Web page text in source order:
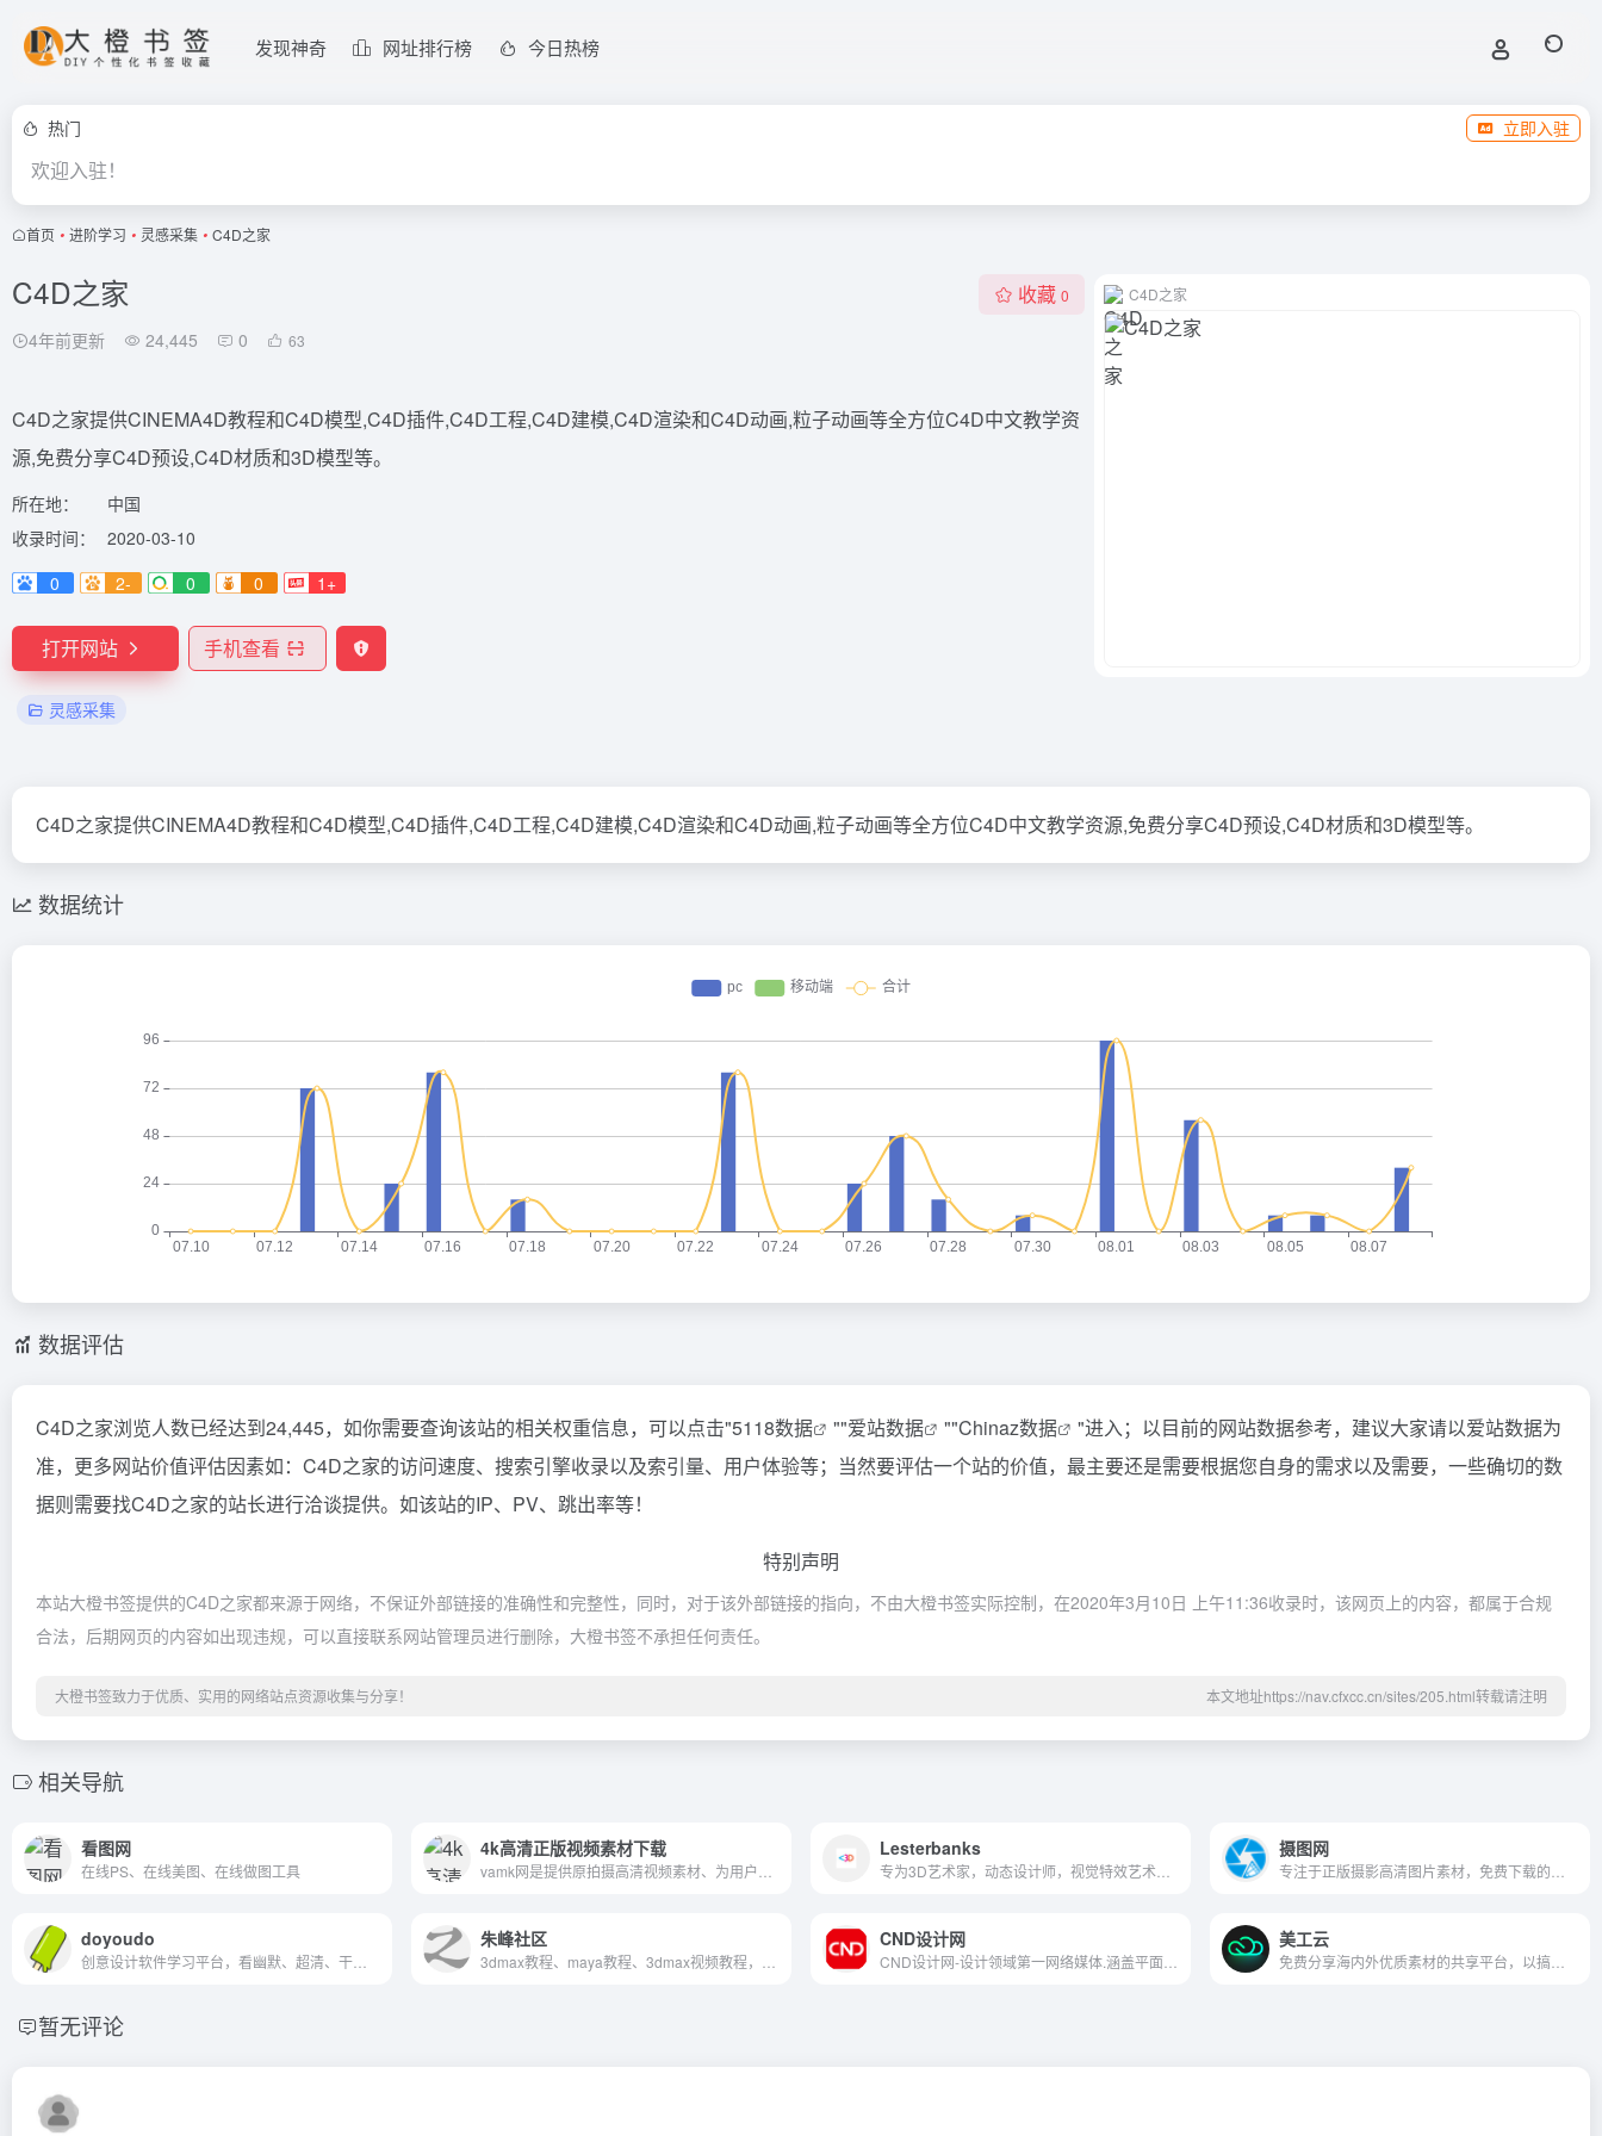
发现神奇 网址排行榜 今日热榜
热门 立即入驻
欢迎入驻！
首页 • 进阶学习 • 灵感采集 • C4D之家
C4D之家
4年前更新 24,445 0 63
收藏 0
C4D之家提供CINEMA4D教程和C4D模型,C4D插件,C4D工程,C4D建模,C4D渲染和C4D动画,粒子动画等全方位C4D中文教学资
源,免费分享C4D预设,C4D材质和3D模型等。
所在地：
中国
收录时间：
2020-03-10
0
2- 0 0 1+
打开网站 手机查看
灵感采集
C4D之家
C4D之家提供CINEMA4D教程和C4D模型,C4D插件,C4D工程,C4D建模,C4D渲染和C4D动画,粒子动画等全方位C4D中文教学资源,免费分享C4D预设,C4D材质和3D模型等。
数据统计
数据评估
C4D之家浏览人数已经达到24,445，如你需要查询该站的相关权重信息，可以点击"5118数据 ""爱站数据 ""Chinaz数据
"进入；以目前的网站数据参考，建议大家请以爱站数据为
准，更多网站价值评估因素如：C4D之家的访问速度、搜索引擎收录以及索引量、用户体验等；当然要评估一个站的价值，最主要还是需要根据您自身的需求以及需要，一些确切的数
据则需要找C4D之家的站长进行洽谈提供。如该站的IP、PV、跳出率等！
特别声明
本站大橙书签提供的C4D之家都来源于网络，不保证外部链接的准确性和完整性，同时，对于该外部链接的指向，不由大橙书签实际控制，在2020年3月10日 上午11:36收录时，该网页上的内容，都属于合规
合法，后期网页的内容如出现违规，可以直接联系网站管理员进行删除，大橙书签不承担任何责任。
大橙书签致力于优质、实用的网络站点资源收集与分享！ 本文地址https://nav.cfxcc.cn/sites/205.html转载请注明
相关导航
看图网
在线PS、在线美图、在线做图工具
4k高清正版视频素材下载 Lesterbanks 摄图网
doyoudo 朱峰社区 CND设计网 美工云
暂无评论